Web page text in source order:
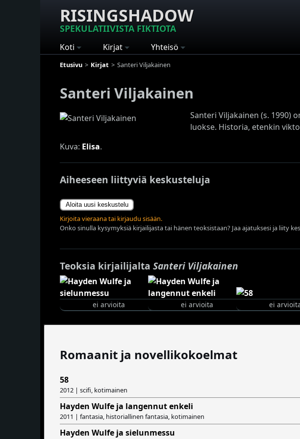
RISINGSHADOW
SPEKULATIIVISTA FIKTIOTA
Koti Kirjat Yhteisö
Etusivu Kirjat Santeri Viljakainen
Santeri Viljakainen
Santeri Viljakainen (s. 1990)
luokse. Historia, etenkin
Kuva: Elisa.
Aiheeseen liittyviä keskusteluja
Aloita uusi keskustelu
Kirjoita vieraana tai kirjaudu sisään.
Onko sinulla kysymyksiä kirjailijasta tai hänen teoksistaan? Jaa ajatuksesi ja liity
Teoksia kirjailijalta Santeri Viljakainen
ei arvioita ei arvioita ei
Romaanit ja novellikokoelmat
58
2012 | scifi, kotimainen
Hayden Wulfe ja langennut enkeli
2011 | fantasia, historiallinen fantasia, kotimainen
Hayden Wulfe ja sielunmessu